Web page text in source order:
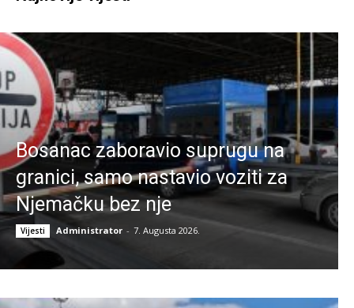
Bosanac zaboravio suprugu na
granici, samo nastavio voziti za
Njemačku bez nje
Vijesti Administrator - 7. Augusta 2026.